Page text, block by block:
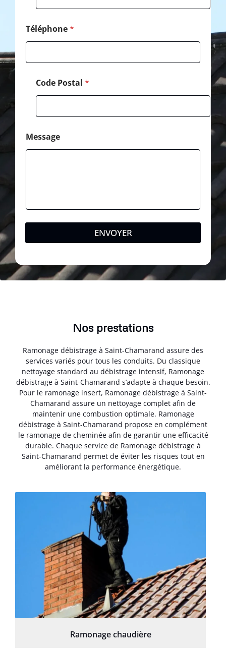
i
Téléphone*
Code Postal *
Message
ENVOYER
Nos prestations
Ramonage débistrage à Saint-Chamarand assure des
services variés pour tous les conduits. Du classique
nettoyage standard au débistrage intensif, Ramonage
débistrage à Saint-Chamarand s’adapte à chaque besoin.
Pour le ramonage insert, Ramonage débistrage à Saint-
Chamarand assure un nettoyage complet afin de
maintenir une combustion optimale. Ramonage
débistrage à Saint-Chamarand propose en complément
le ramonage de cheminée afin de garantir une efficacité
durable. Chaque service de Ramonage débistrage à
Saint-Chamarand permet de éviter les risques tout en
améliorant la performance énergétique.
Ramonage chaudière